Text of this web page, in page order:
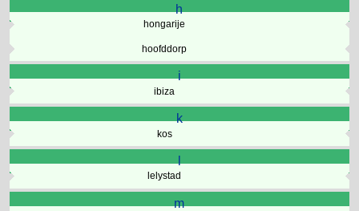
h
hongarije
hoofddorp
i
ibiza
k
kos
l
lelystad
m